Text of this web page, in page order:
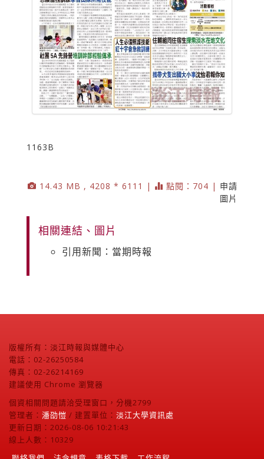
1163B
14.43 MB , 4208 * 6111 | 點閱：704 | 申請
圖片
相關連結、圖片
引用新聞：當期時報
版權所有：淡江時報與媒體中心
電話：02-26250584
傳真：02-26214169
建議使用 Chrome 瀏覽器
個資相關問題請洽受理窗口，分機2799
管理者： 潘劭愷 / 建置單位： 淡江大學資訊處
更新日期：2026-08-06 10:21:43
線上人數：10329